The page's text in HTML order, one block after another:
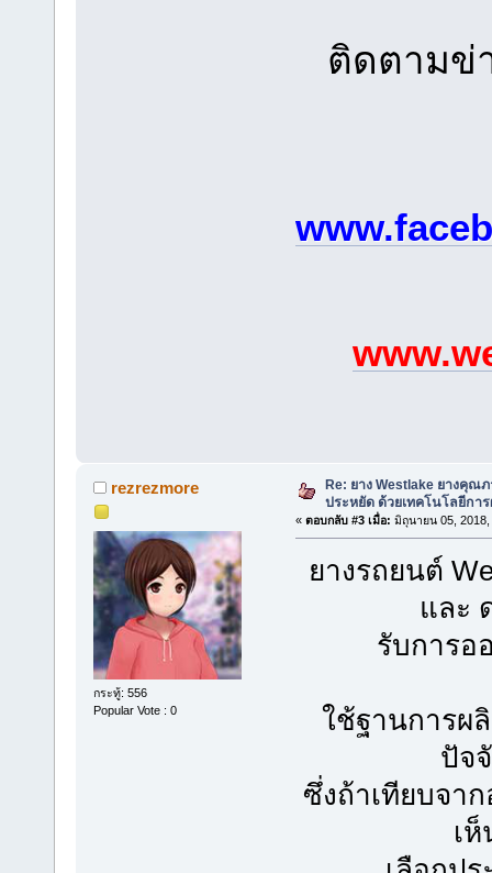
ติดตามข่
rezrezmore
กระทู้: 556
Popular Vote : 0
Re: ยาง Westlake ยางคุณ
ประหยัด ด้วยเทคโนโลยีกา
« ตอบกลับ #3 เมื่อ: มิถุนายน 05, 2018,
ยางรถยนต์
และ
รับการอ
ใช้ฐานการผ
ปัจ
ซึ่งถ้าเทียบจา
เ